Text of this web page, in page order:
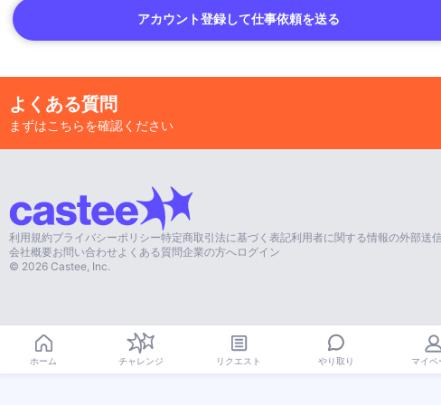
アカウント登録して仕事依頼を送る
よくある質問
まずはこちらを確認ください
利用規約プライバシーポリシー特定商取引法に基づく表記利用者に関する情報の外部送
会社概要お問い合わせ よくある質問企業の方へログイン
© 2026 Castee, Inc.
ホーム チャレンジ リクエスト やり取り マイペ